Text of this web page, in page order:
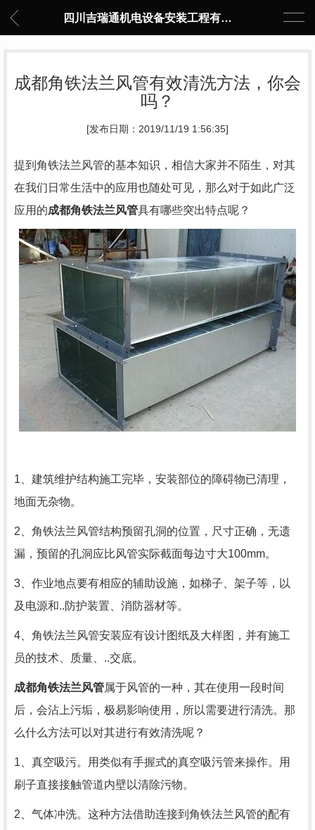
四川吉瑞通机电设备安装工程有限公司
成都角铁法兰风管有效清洗方法，你会
吗？
[发布日期：2019/11/19 1:56:35]
提到角铁法兰风管的基本知识，相信大家并不陌生，对其
在我们日常生活中的应用也随处可见，那么对于如此广泛
应用的成都角铁法兰风管具有哪些突出特点呢？
1、建筑维护结构施工完毕，安装部位的障碍物已清理，
地面无杂物。
2、角铁法兰风管结构预留孔洞的位置，尺寸正确，无遗
漏，预留的孔洞应比风管实际截面每边寸大100mm。
3、作业地点要有相应的辅助设施，如梯子、架子等，以
及电源和..防护装置、消防器材等。
4、角铁法兰风管安装应有设计图纸及大样图，并有施工
员的技术、质量、..交底。
成都角铁法兰风管属于风管的一种，其在使用一段时间
后，会沾上污垢，极易影响使用，所以需要进行清洗。那
么什么方法可以对其进行有效清洗呢？
1、真空吸污。用类似有手握式的真空吸污管来操作。用
刷子直接接触管道内壁以清除污物。
2、气体冲洗。这种方法借助连接到角铁法兰风管的配有